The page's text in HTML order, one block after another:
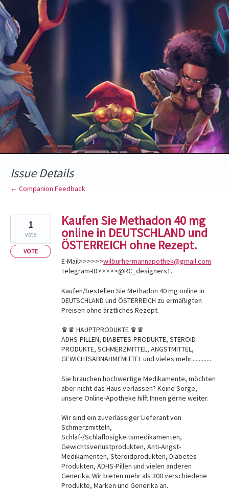
Skip
to
content
Issue Details
← Companion Feedback
Kaufen Sie Methadon 40 mg
online in DEUTSCHLAND und
ÖSTERREICH ohne Rezept.
E-Mail>>>>>>wilburhermannapothek@gmail.com
Telegram-ID>>>>>@RC_designers1.
Kaufen/bestellen Sie Methadon 40 mg online in
DEUTSCHLAND und ÖSTERREICH zu ermäßigten
Preisen ohne ärztliches Rezept.
♛♛ HAUPTPRODUKTE ♛♛
ADHS-PILLEN, DIABETES-PRODUKTE, STEROID-
PRODUKTE, SCHMERZMITTEL, ANGSTMITTEL,
GEWICHTSABNAHMEMITTEL und vieles mehr.............
Sie brauchen hochwertige Medikamente, möchten
aber nicht das Haus verlassen? Keine Sorge,
unsere Online-Apotheke hilft Ihnen gerne weiter.
Wir sind ein zuverlässiger Lieferant von
Schmerzmitteln,
Schlaf-/Schlaflosigkeitsmedikamenten,
Gewichtsverlustprodukten, Anti-Angst-
Medikamenten, Steroidprodukten, Diabetes-
Produkten, ADHS-Pillen und vielen anderen
Generika. Wir bieten mehr als 300 verschiedene
Produkte, Marken und Generika an.
1
vote
VOTE